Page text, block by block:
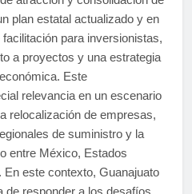
plan estatal actualizado y en
para inversionistas,
a proyectos y una estrategia
Este
relevancia en un escenario
relocalización de empresas,
de suministro y la
entre México, Estados
este contexto, Guanajuato
de responder a los desafíos